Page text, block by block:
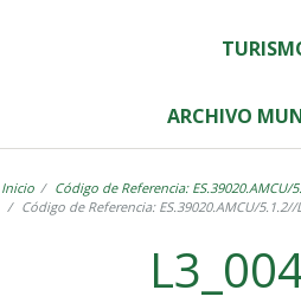
ARCHIVO
Inicio
Código de Referencia: ES.39020.AMCU/
Código de Referencia: ES.39020.AMCU/